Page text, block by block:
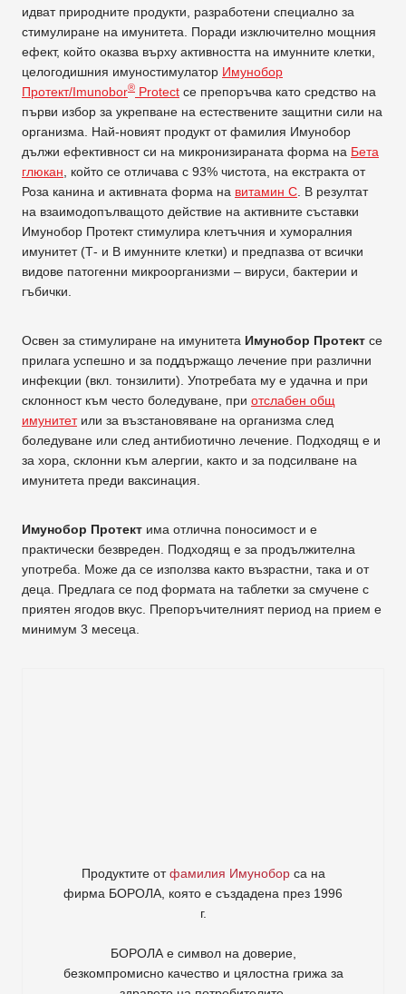
идват природните продукти, разработени специално за
стимулиране на имунитета. Поради изключително мощния
ефект, който оказва върху активността на имунните клетки,
целогодишния имуностимулатор Имунобор
Протект/Imunobor® Protect се препоръчва като средство на
първи избор за укрепване на естествените защитни сили на
организма. Най-новият продукт от фамилия Имунобор
дължи ефективност си на микронизираната форма на Бета
глюкан , който се отличава с 93% чистота, на екстракта от
Роза канина и активната форма на витамин С . В резултат
на взаимодопълващото действие на активните съставки
Имунобор Протект стимулира клетъчния и хуморалния
имунитет (Т- и B имунните клетки) и предпазва от всички
видове патогенни микроорганизми – вируси, бактерии и
гъбички.
Освен за стимулиране на имунитета Имунобор Протект се
прилага успешно и за поддържащо лечение при различни
инфекции (вкл. тонзилити). Употребата му е удачна и при
склонност към често боледуване, при отслабен общ
имунитетили за възстановяване на организма след
боледуване или след антибиотично лечение. Подходящ е и
за хора, склонни към алергии, както и за подсилване на
имунитета преди ваксинация.
Имунобор Протект има отлична поносимост и е
практически безвреден. Подходящ е за продължителна
употреба. Може да се използва както възрастни, така и от
деца. Предлага се под формата на таблетки за смучене с
приятен ягодов вкус. Препоръчителният период на прием е
минимум 3 месеца.
Продуктите отфамилия Имуноборса на
фирма БОРОЛА , която е създадена през 1996
г.
БОРОЛА е символ на доверие,
безкомпромисно качество и цялостна грижа за